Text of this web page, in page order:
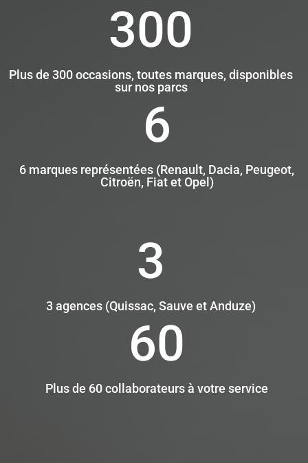
300
Plus de 300 occasions, toutes marques, disponibles
sur nos parcs
6
6 marques représentées (Renault, Dacia, Peugeot,
Citroën, Fiat et Opel)
3
3 agences (Quissac, Sauve et Anduze)
60
Plus de 60 collaborateurs à votre service